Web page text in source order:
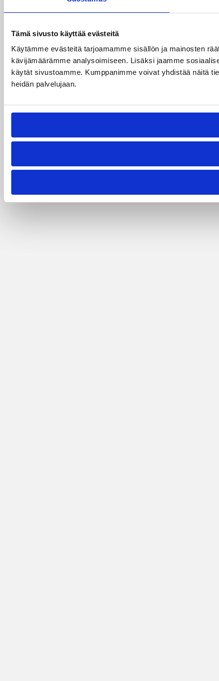
Tämä sivusto käyttää evästeitä
Käytämme evästeitä tarjoamamme sisällön ja mainosten
kävijämäärämme analysoimiseen. Lisäksi jaamme
käytät sivustoamme. Kumppanimme voivat yhdistää näitä
heidän palvelujaan.